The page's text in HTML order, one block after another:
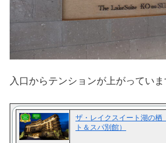
入口からテンションが上がっていま
ザ・レイクスイート湖の栖
ト＆スパ別館）